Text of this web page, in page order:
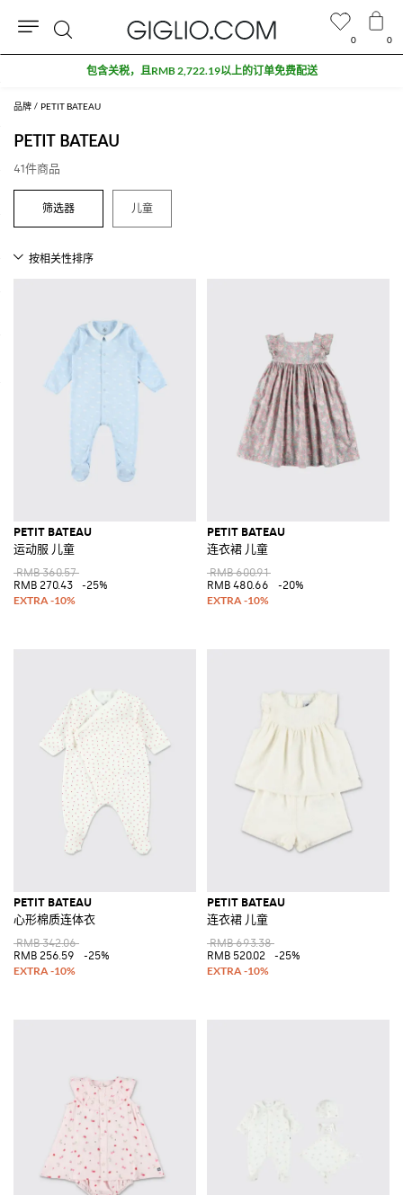
品牌 PETIT BATEAU
PETIT BATEAU
41件商品
儿童
PETIT BATEAU
运动服 儿童
RMB 360.57
RMB 270.43
-25%
PETIT BATEAU
连衣裙 儿童
RMB 600.91
RMB 480.66
-20%
PETIT BATEAU
心形棉质连体衣
RMB 342.06
RMB 256.59
-25%
PETIT BATEAU
连衣裙 儿童
RMB 693.38
RMB 520.02
-25%
0 0
折扣专区额外九折